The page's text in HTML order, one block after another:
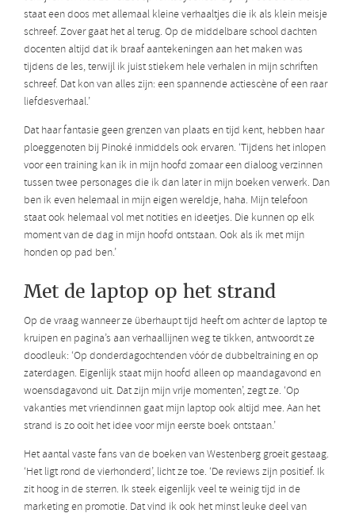
staat een doos met allemaal kleine verhaaltjes die ik als klein meisje
schreef. Zover gaat het al terug. Op de middelbare school dachten
docenten altijd dat ik braaf aantekeningen aan het maken was
tijdens de les, terwijl ik juist stiekem hele verhalen in mijn schriften
schreef. Dat kon van alles zijn: een spannende actiescène of een raar
liefdesverhaal.’
Dat haar fantasie geen grenzen van plaats en tijd kent, hebben haar
ploeggenoten bij Pinoké inmiddels ook ervaren. ‘Tijdens het inlopen
voor een training kan ik in mijn hoofd zomaar een dialoog verzinnen
tussen twee personages die ik dan later in mijn boeken verwerk. Dan
ben ik even helemaal in mijn eigen wereldje, haha. Mijn telefoon
staat ook helemaal vol met notities en ideetjes. Die kunnen op elk
moment van de dag in mijn hoofd ontstaan. Ook als ik met mijn
honden op pad ben.’
Met de laptop op het strand
Op de vraag wanneer ze überhaupt tijd heeft om achter de laptop te
kruipen en pagina’s aan verhaallijnen weg te tikken, antwoordt ze
doodleuk: ‘Op donderdagochtenden vóór de dubbeltraining en op
zaterdagen. Eigenlijk staat mijn hoofd alleen op maandagavond en
woensdagavond uit. Dat zijn mijn vrije momenten’, zegt ze. ‘Op
vakanties met vriendinnen gaat mijn laptop ook altijd mee. Aan het
strand is zo ooit het idee voor mijn eerste boek ontstaan.’
Het aantal vaste fans van de boeken van Westenberg groeit gestaag.
‘Het ligt rond de vierhonderd’, licht ze toe. ‘De reviews zijn positief. Ik
zit hoog in de sterren. Ik steek eigenlijk veel te weinig tijd in de
marketing en promotie. Dat vind ik ook het minst leuke deel van